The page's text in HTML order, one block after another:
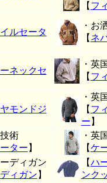
【 フ
ルセータ
・お
【 ネ
ネックセ
・英
【 フ
モンドジ
・英
【 フ
ー 】
術
ター 】
・英
【ケ
ディガン
ィガン 】
【ハ
ンク